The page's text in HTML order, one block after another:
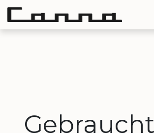
Zum Inhalt springen